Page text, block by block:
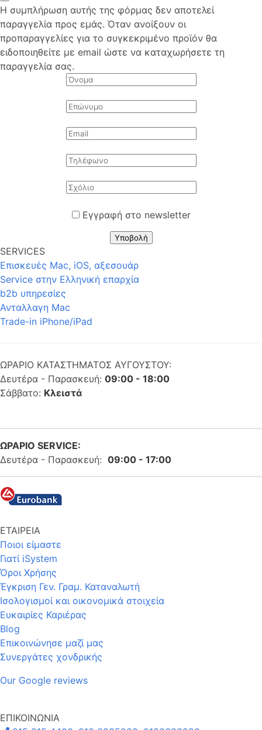
Η συμπλήρωση αυτής της φόρμας δεν αποτελεί
παραγγελία προς εμάς. Όταν ανοίξουν οι
προπαραγγελίες για το συγκεκριμένο προϊόν θα
ειδοποιηθείτε με email ώστε να καταχωρήσετε τη
παραγγελία σας.
Εγγραφή στο newsletter
Υποβολή
SERVICES
Επισκευές Mac, iOS, αξεσουάρ
Service στην Eλληνική επαρχία
b2b υπηρεσίες
Ανταλλαγη Mac
Trade-in iPhone/iPad
ΩΡΑΡΙΟ ΚΑΤΑΣΤΗΜΑΤΟΣ ΑΥΓΟΥΣΤΟΥ:
Δευτέρα - Παρασκευή: 09:00 - 18:00
Σάββατο: Κλειστά
ΩΡΑΡΙΟ SERVICE:
Δευτέρα - Παρασκευή: 09:00 - 17:00
ΕΤΑΙΡΕΙΑ
Ποιοι είμαστε
Γιατί iSystem
Όροι Χρήσης
Έγκριση Γεν. Γραμ. Καταναλωτή
Ισολογισμοί και οικονομικά στοιχεία
Ευκαιρίες Καριέρας
Blog
Επικοινώνησε μαζί μας
Συνεργάτες χονδρικής
Our Google reviews
ΕΠΙΚΟΙΝΩΝΙΑ